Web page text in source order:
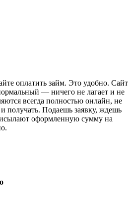
оплатить займ. Это удобно. Сайт
— ничего не лагает и не
всегда полностью онлайн, не
получать. Подаешь заявку, ждешь
оформленную сумму на